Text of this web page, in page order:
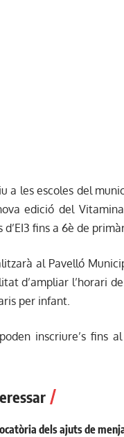
a les escoles del
edició del
fins a 6è de
al Pavelló
d’ampliar l’horari
per infant.
inscriure’s
dels ajuts de